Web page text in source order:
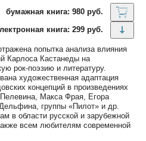
бумажная книга: 980 руб.
книга: 299 руб.
попытка анализа влияния
Карлоса Кастанеды на
рок-поэзию и литературу.
художественная адаптация
концепций в произведениях
Пелевина, Макса Фрая, Егора
группы «Пилот» и др.
в области русской и зарубежной
всем любителям современной